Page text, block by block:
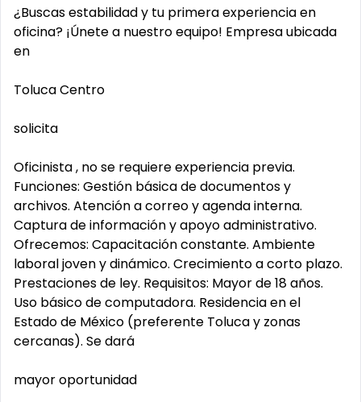
¿Buscas estabilidad y tu primera experiencia en
oficina? ¡Únete a nuestro equipo! Empresa ubicada
en
Toluca Centro
solicita
Oficinista , no se requiere experiencia previa.
Funciones: Gestión básica de documentos y
archivos. Atención a correo y agenda interna.
Captura de información y apoyo administrativo.
Ofrecemos: Capacitación constante. Ambiente
laboral joven y dinámico. Crecimiento a corto plazo.
Prestaciones de ley. Requisitos: Mayor de 18 años.
Uso básico de computadora. Residencia en el
Estado de México (preferente Toluca y zonas
cercanas). Se dará
mayor oportunidad